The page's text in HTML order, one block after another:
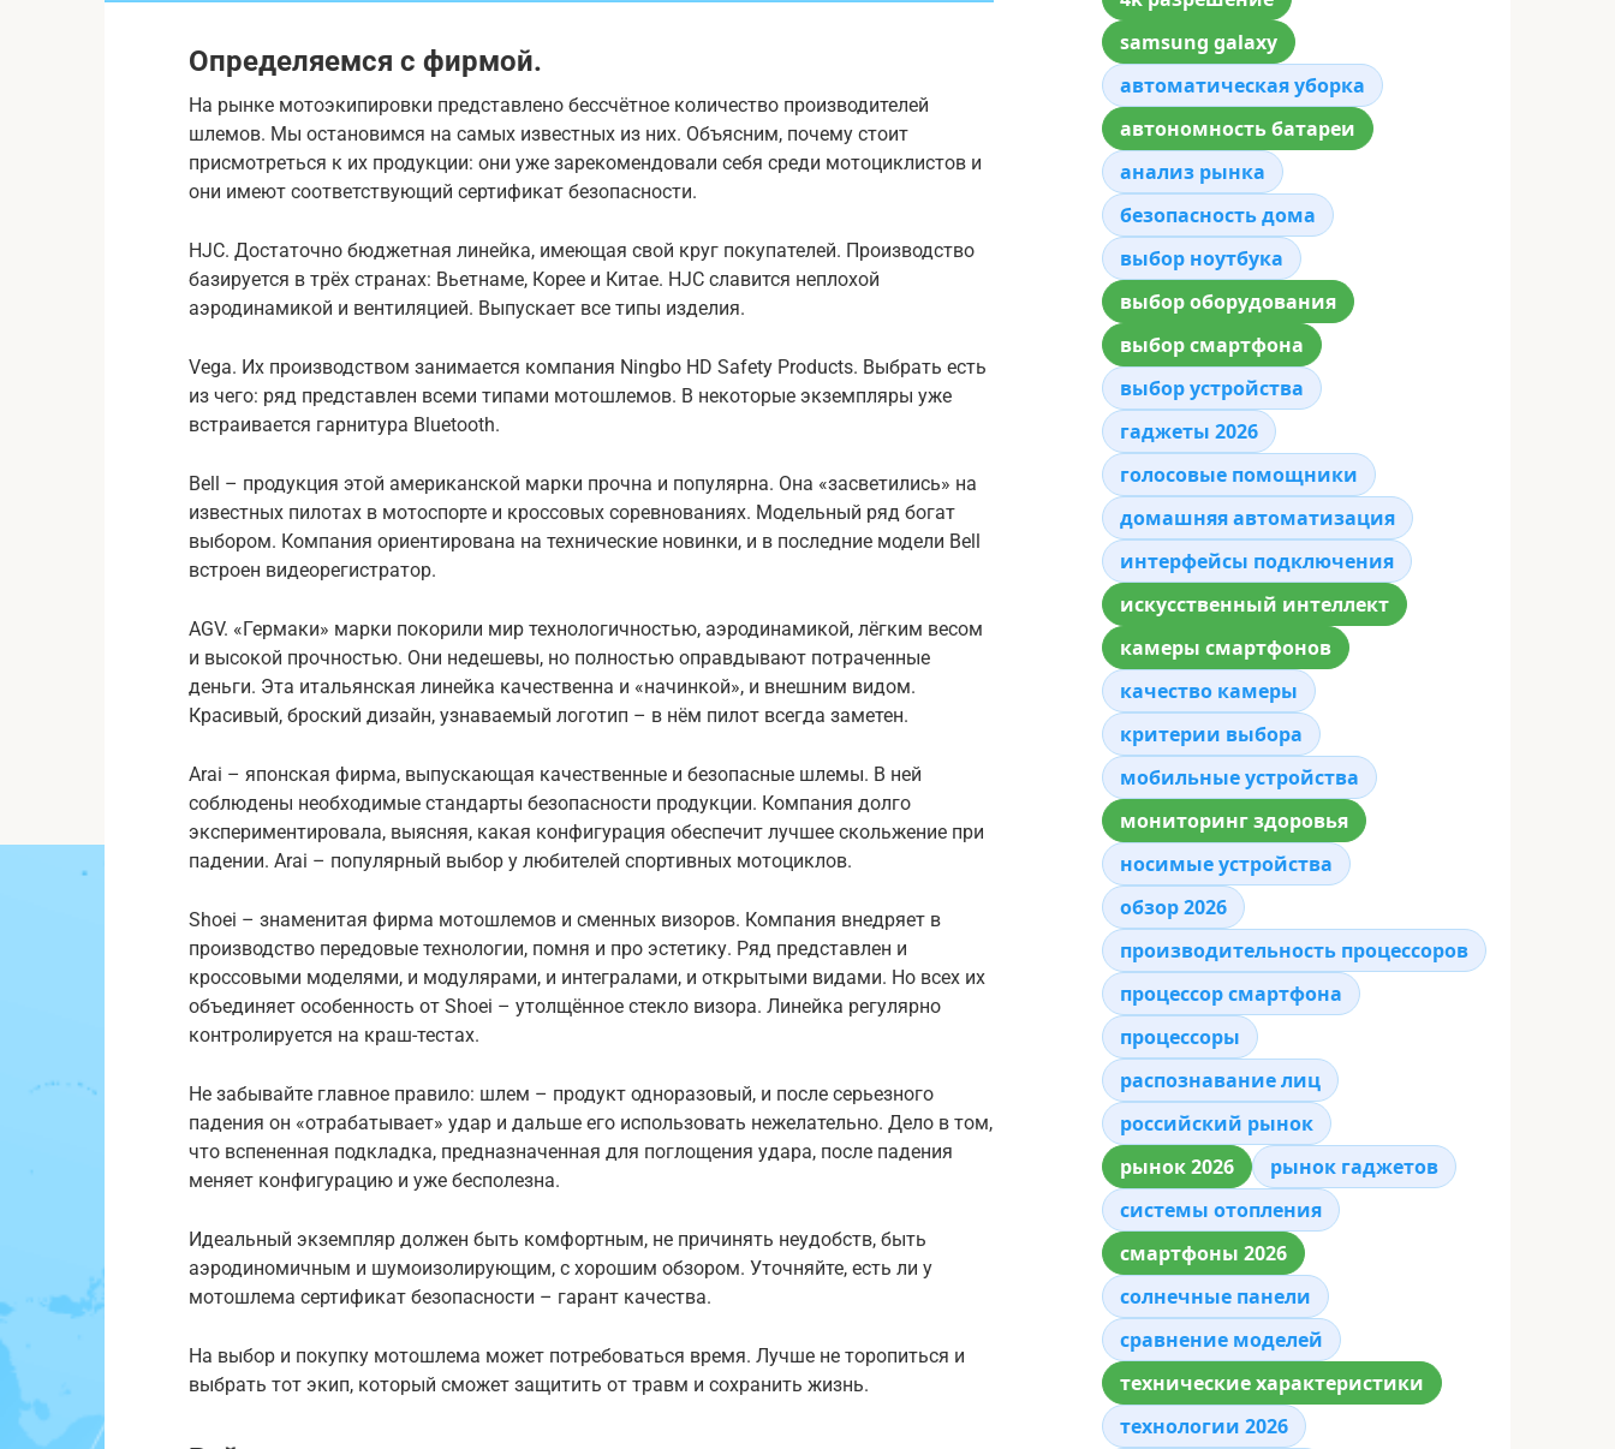
Определяемся с фирмой.
На рынке мотоэкипировки представлено бессчётное количество производителей
шлемов. Мы остановимся на самых известных из них. Объясним, почему стоит
присмотреться к их продукции: они уже зарекомендовали себя среди мотоциклистов и
они имеют соответствующий сертификат безопасности.
HJC. Достаточно бюджетная линейка, имеющая свой круг покупателей. Производство
базируется в трёх странах: Вьетнаме, Корее и Китае. HJC славится неплохой
аэродинамикой и вентиляцией. Выпускает все типы изделия.
Vega. Их производством занимается компания Ningbo HD Safety Products. Выбрать есть
из чего: ряд представлен всеми типами мотошлемов. В некоторые экземпляры уже
встраивается гарнитура Bluetooth.
Bell – продукция этой американской марки прочна и популярна. Она «засветились» на
известных пилотах в мотоспорте и кроссовых соревнованиях. Модельный ряд богат
выбором. Компания ориентирована на технические новинки, и в последние модели Bell
встроен видеорегистратор.
AGV. «Гермаки» марки покорили мир технологичностью, аэродинамикой, лёгким весом
и высокой прочностью. Они недешевы, но полностью оправдывают потраченные
деньги. Эта итальянская линейка качественна и «начинкой», и внешним видом.
Красивый, броский дизайн, узнаваемый логотип – в нём пилот всегда заметен.
Arai – японская фирма, выпускающая качественные и безопасные шлемы. В ней
соблюдены необходимые стандарты безопасности продукции. Компания долго
экспериментировала, выясняя, какая конфигурация обеспечит лучшее скольжение при
падении. Arai – популярный выбор у любителей спортивных мотоциклов.
Shoei – знаменитая фирма мотошлемов и сменных визоров. Компания внедряет в
производство передовые технологии, помня и про эстетику. Ряд представлен и
кроссовыми моделями, и модулярами, и интегралами, и открытыми видами. Но всех их
объединяет особенность от Shoei – утолщённое стекло визора. Линейка регулярно
контролируется на краш-тестах.
Не забывайте главное правило: шлем – продукт одноразовый, и после серьезного
падения он «отрабатывает» удар и дальше его использовать нежелательно. Дело в том,
что вспененная подкладка, предназначенная для поглощения удара, после падения
меняет конфигурацию и уже бесполезна.
Идеальный экземпляр должен быть комфортным, не причинять неудобств, быть
аэродиномичным и шумоизолирующим, с хорошим обзором. Уточняйте, есть ли у
мотошлема сертификат безопасности – гарант качества.
На выбор и покупку мотошлема может потребоваться время. Лучше не торопиться и
выбрать тот экип, который сможет защитить от травм и сохранить жизнь.
samsung galaxy
автоматическая уборка
автономность батареи
анализ рынка
безопасность дома
выбор ноутбука
выбор оборудования
выбор смартфона
выбор устройства
гаджеты 2026
голосовые помощники
домашняя автоматизация
интерфейсы подключения
искусственный интеллект
камеры смартфонов
качество камеры
критерии выбора
мобильные устройства
мониторинг здоровья
носимые устройства
обзор 2026
производительность процессоров
процессор смартфона
процессоры
распознавание лиц
российский рынок
рынок 2026
рынок гаджетов
системы отопления
смартфоны 2026
солнечные панели
сравнение моделей
технические характеристики
технологии 2026